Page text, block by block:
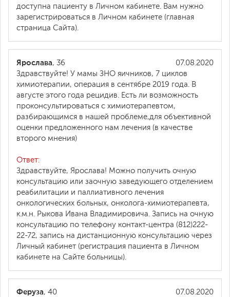
доступна пациенту в Личном кабинете. Вам нужно
зарегистрироваться в Личном кабинете (главная
страница Сайта).
07.08.2020
Ярослава, 36
Здравствуйте! У мамы ЗНО яичников, 7 циклов
химиотерапии, операция в сентябре 2019 года. В
августе этого года рецидив. Есть ли возможность
проконсультироваться с химиотерапевтом,
разбирающимся в нашей проблеме,для объективной
оценки предложенного нам лечения (в качестве
второго мнения)
Ответ:
Здравствуйте, Ярослава! Можно получить очную
консультацию или заочную заведующего отделением
реабилитации и паллиативного лечения
онкологических больных, онколога-химиотерапевта,
к.м.н. Рыкова Ивана Владимировича. Запись на очную
консультацию по телефону контакт-центра (812)222-
22-72, запись на дистанционную консультацию через
Личный кабинет (регистрация пациента в Личном
кабинете на Сайте больницы).
07.08.2020
Феруза, 40